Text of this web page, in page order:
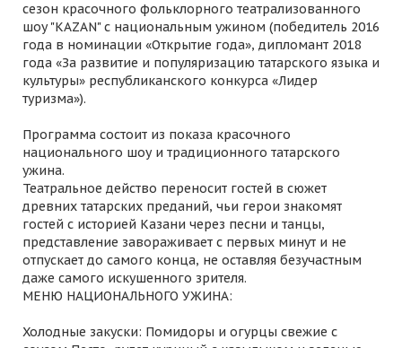
сезон красочного фольклорного театрализованного
шоу "KAZAN" с национальным ужином (победитель 2016
года в номинации «Открытие года», дипломант 2018
года «За развитие и популяризацию татарского языка и
культуры» республиканского конкурса «Лидер
туризма»).
Программа состоит из показа красочного
национального шоу и традиционного татарского
ужина.
Театральное действо переносит гостей в сюжет
древних татарских преданий, чьи герои знакомят
гостей с историей Казани через песни и танцы,
представление завораживает с первых минут и не
отпускает до самого конца, не оставляя безучастным
даже самого искушенного зрителя.
МЕНЮ НАЦИОНАЛЬНОГО УЖИНА:
Холодные закуски: Помидоры и огурцы свежие с